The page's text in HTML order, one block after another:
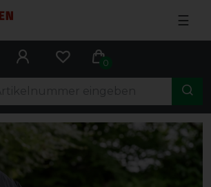
☰
0